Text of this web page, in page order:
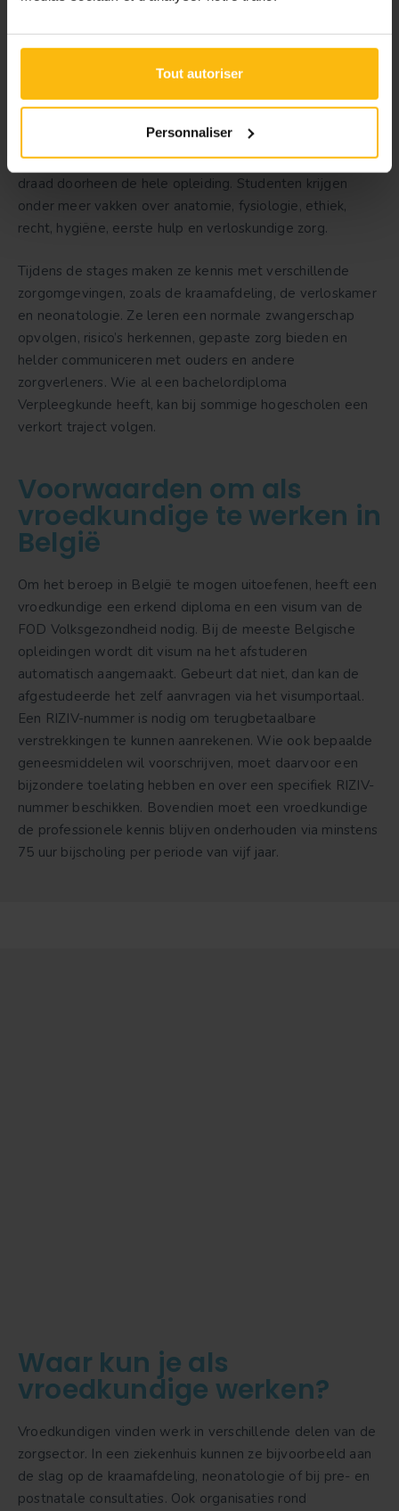
Tout autoriser
Personnaliser
Studietraject en opleiding
Om vroedkundige te worden, volg je een professionele
voltijdse traject duurt drie jaar en telt 180 studiepunten.
Theorie, praktijklessen en stages lopen als een rode
draad doorheen de hele opleiding. Studenten krijgen
onder meer vakken over anatomie, fysiologie, ethiek,
recht, hygiëne, eerste hulp en verloskundige zorg.
Tijdens de stages maken ze kennis met verschillende
zorgomgevingen, zoals de kraamafdeling, de verloskamer
en neonatologie. Ze leren een normale zwangerschap
opvolgen, risico’s herkennen, gepaste zorg bieden en
helder communiceren met ouders en andere
zorgverleners. Wie al een bachelordiploma
Verpleegkunde heeft, kan bij sommige hogescholen een
verkort traject volgen.
Voorwaarden om als
vroedkundige te werken in
België
Om het beroep in België te mogen uitoefenen, heeft een
vroedkundige een erkend diploma en een visum van de
FOD Volksgezondheid nodig. Bij de meeste Belgische
opleidingen wordt dit visum na het afstuderen
automatisch aangemaakt. Gebeurt dat niet, dan kan de
afgestudeerde het zelf aanvragen via het visumportaal.
Een RIZIV-nummer is nodig om terugbetaalbare
verstrekkingen te kunnen aanrekenen. Wie ook bepaalde
geneesmiddelen wil voorschrijven, moet daarvoor een
bijzondere toelating hebben en over een specifiek RIZIV-
nummer beschikken. Bovendien moet een vroedkundige
de professionele kennis blijven onderhouden via minstens
75 uur bijscholing per periode van vijf jaar.
Waar kun je als
vroedkundige werken?
Vroedkundigen vinden werk in verschillende delen van de
zorgsector. In een ziekenhuis kunnen ze bijvoorbeeld aan
de slag op de kraamafdeling, neonatologie of bij pre- en
postnatale consultaties. Ook organisaties rond